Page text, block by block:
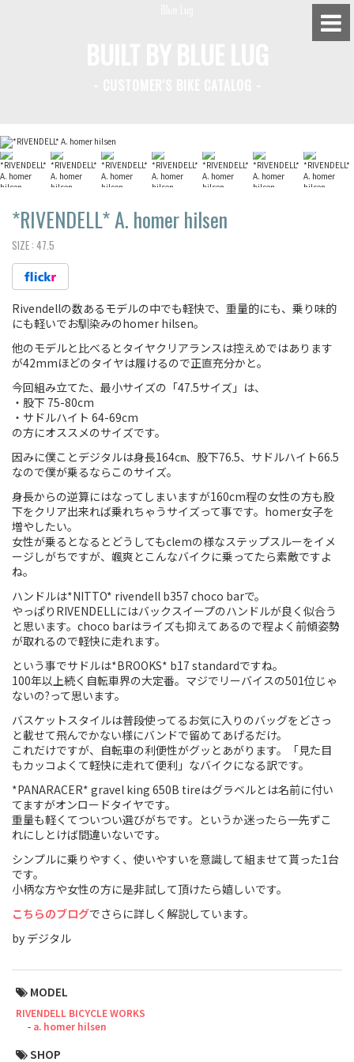
*RIVENDELL*A. homer hilsen
SIZE : 47.5
Rivendellの数あるモデルの中でも軽快で、重量的にも、乗り味的
にも軽いでお馴染みのhomer hilsen。
他のモデルと比べるとタイヤクリアランスは控えめではあります
が42mmほどのタイヤは履けるので正直充分かと。
今回組み立てた、最小サイズの「47.5サイズ」は、
・股下 75-80cm
・サドルハイト 64-69cm
の方にオススメのサイズです。
因みに僕ことデジタルは身長164㎝、股下76.5、サドルハイト66.5
なので僕が乗るならこのサイズ。
身長からの逆算にはなってしまいますが160cm程の女性の方も股
下をクリア出来れば乗れちゃうサイズって事です。homer女子を
増やしたい。
女性が乗るとなるとどうしてもclemの様なステップスルーをイメ
ージしがちですが、颯爽とこんなバイクに乗ってたら素敵ですよ
ね。
ハンドルは*NITTO* rivendell b357 choco barで。
やっぱりRIVENDELLにはバックスイープのハンドルが良く似合う
と思います。choco barはライズも抑えてあるので程よく前傾姿勢
が取れるので軽快に走れます。
という事でサドルは*BROOKS* b17 standardですね。
100年以上続く自転車界の大定番。マジでリーバイスの501位じゃ
ないの?って思います。
バスケットスタイルは普段使ってるお気に入りのバッグをどさっ
と載せて飛んでかない様にバンドで留めてあげるだけ。
これだけですが、自転車の利便性がグッとあがります。「見た目
もカッコよくて軽快に走れて便利」なバイクになる訳です。
*PANARACER* gravel king 650B tireはグラベルとは名前に付い
てますがオンロードタイヤです。
重量も軽くてついつい選びがちです。というか迷ったら一先ずこ
れにしとけば間違いないです。
シンプルに乗りやすく、使いやすいを意識して組ませて貰った1台
です。
小柄な方や女性の方に是非試して頂けたら嬉しいです。
こちらのブログでさらに詳しく解説しています。
by デジタル
MODEL
RIVENDELL BICYCLE WORKS
a. homer hilsen
SHOP
BLUE LUG KAMIUMA
BLUE LUG YOYOGI PARK
Fixed Gear / Single Speed
Road Bike
Touring
CX / Gravel
Mountain Bike
Fat Bike
Cargo Bike
Mixte
Small Size (~160cm)
For Family
For Women
Cook Paint Works
Staff Bikes
Handmade Bike
SURLY
RIVENDELL BICYCLE WORKS